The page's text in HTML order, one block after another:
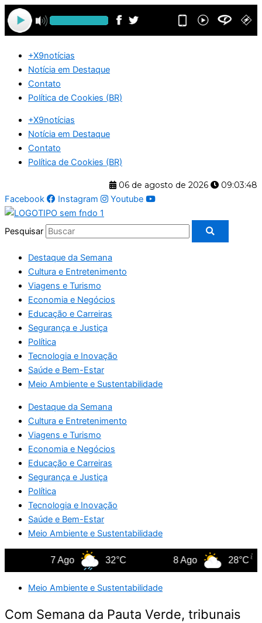
Ir
para
o
+X9notícias
Notícia em Destaque
Contato
Política de Cookies (BR)
+X9notícias
Notícia em Destaque
Contato
Política de Cookies (BR)
06 de agosto de 2026
09:03:49
Facebook
Instagram Youtube
Pesquisar
Destaque da Semana
Cultura e Entretenimento
Viagens e Turismo
Economia e Negócios
Educação e Carreiras
Segurança e Justiça
Política
Tecnologia e Inovação
Saúde e Bem-Estar
Meio Ambiente e Sustentabilidade
Destaque da Semana
Cultura e Entretenimento
Viagens e Turismo
Economia e Negócios
Educação e Carreiras
Segurança e Justiça
Política
Tecnologia e Inovação
Saúde e Bem-Estar
Meio Ambiente e Sustentabilidade
7 Ago 32°C 8 Ago 28°C
Meio Ambiente e Sustentabilidade
Com Semana da Pauta Verde, tribunais